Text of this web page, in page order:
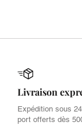
Livraison
Expédition sous
port offerts dès